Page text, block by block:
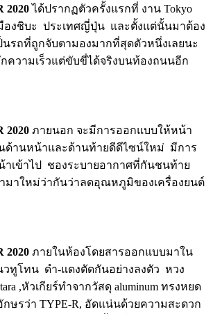
2020ได้ปรากฏตัวครั้งแรกที่ งาน Tokyo
เมืองชิบะ ประเทศญี่ปุ่น และตั้งแต่นั้นมาต้อง
นรถที่ถูกจับตามองมากที่สุดตัวหนึ่งเลยนะ
ความเร็วแต่ขับขี่ได้จริงบนท้องถนนอีก
2020 ภายนอก จะมีการออกแบบให้หน้า
ด้านหน้าและด้านท้ายดีดีไซน์ใหม่ มีการ
เข้าไป ชองระบายอากาศที่กันชนท้าย
มาใหม่ว่ากันว่าลดอุณหภูมิของเครื่องยนต์
2020 ภายในห้องโดยสารออกแบบมาใน
ทูโทน ดำ-แดงตัดกันอย่างลงตัว หวง
,หัวเกียร์ทำจากวัสดุ aluminum ทรงหยด
ษรว่า TYPE-R, อัดแน่นด้วยความสะดวก